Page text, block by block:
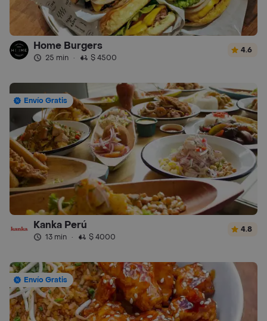
Home Burgers
25 min · $ 4500
4.6
Envío Gratis
Kanka Perú
13 min · $ 4000
4.8
Envío Gratis